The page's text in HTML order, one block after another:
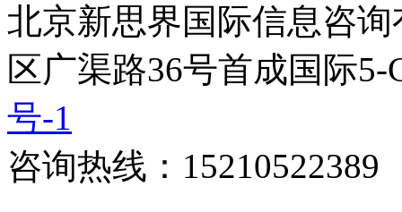
北京新思界国际信息咨
区广渠路36号首成国际
号-1
咨询热线：